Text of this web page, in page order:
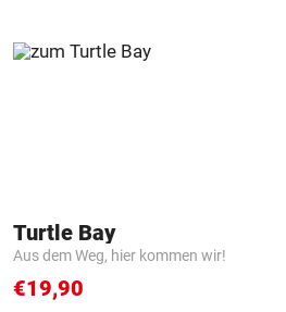
Turtle Bay
Aus dem Weg, hier kommen wir!
€19,90